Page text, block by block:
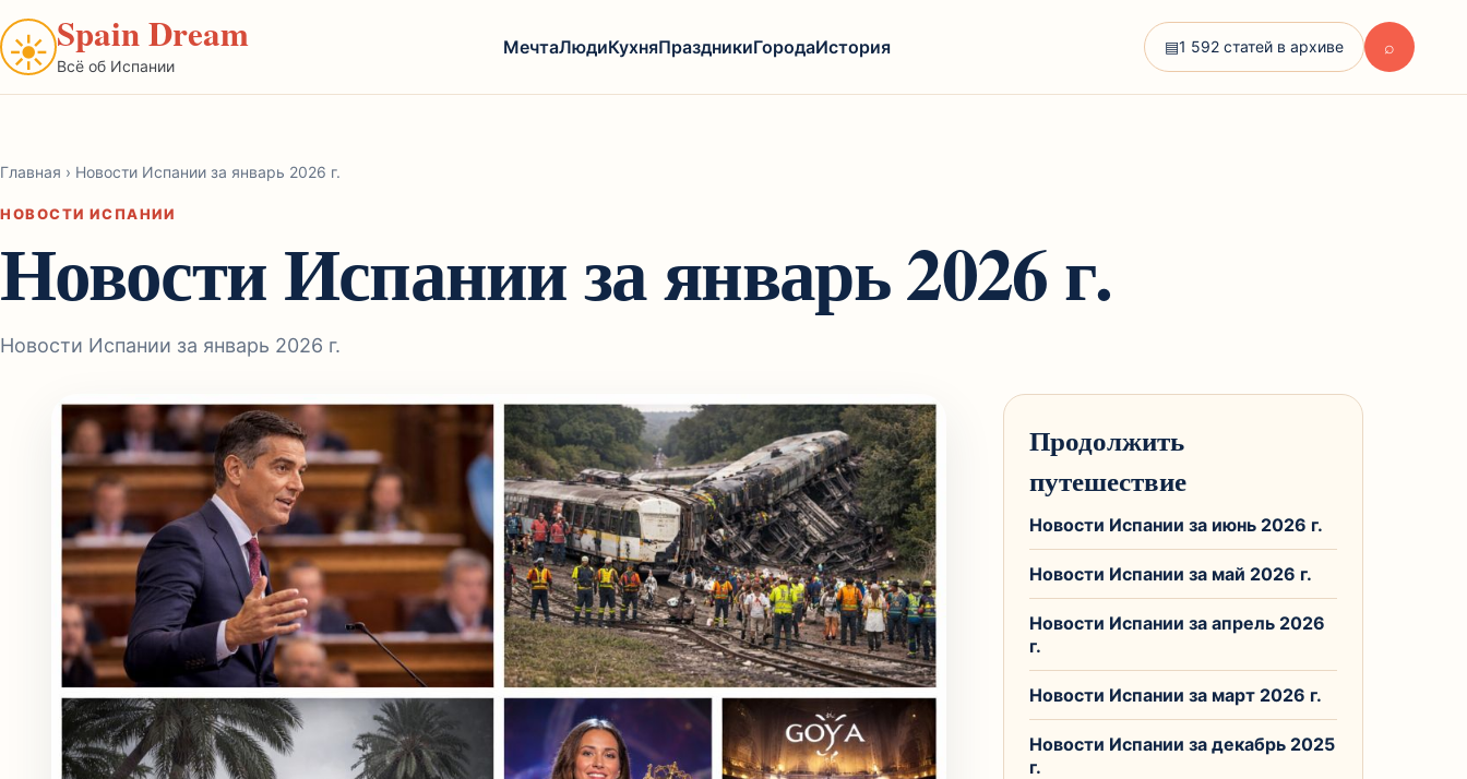
☀Spain Dream
Всё об Испании
МечтаЛюдиКухняПраздникиГородаИстория ▤1 592 статей в архиве ⌕
Главная › Новости Испании за январь 2026 г.
НОВОСТИ ИСПАНИИ
Новости Испании за январь 2026 г.
Новости Испании за январь 2026 г.
Продолжить
путешествие
Новости Испании за июнь 2026 г.
Новости Испании за май 2026 г.
Новости Испании за апрель 2026
г.
Новости Испании за март 2026 г.
Новости Испании за декабрь 2025
г.